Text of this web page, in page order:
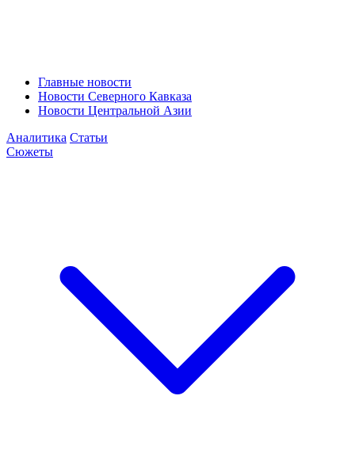
Главные новости
Новости Северного Кавказа
Новости Центральной Азии
Аналитика Статьи
Сюжеты